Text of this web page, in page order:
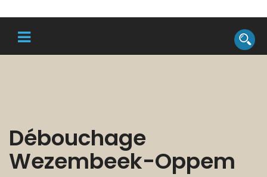
Débouchage
Wezembeek-Oppem